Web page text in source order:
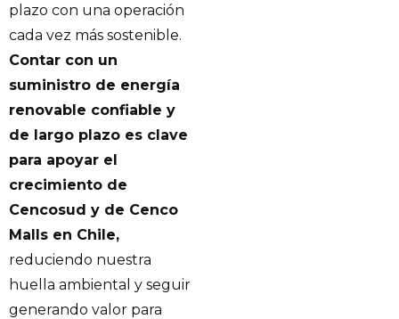
plazo con una operación
cada vez más sostenible.
Contar con un
suministro de energía
renovable confiable y
de largo plazo es clave
para apoyar el
crecimiento de
Cencosud y de Cenco
Malls en Chile,
reduciendo nuestra
huella ambiental y seguir
generando valor para